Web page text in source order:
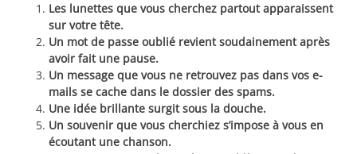
Les lunettes que vous cherchez partout apparaissent
sur votre tête.
Un mot de passe oublié revient soudainement après
avoir fait une pause.
Un message que vous ne retrouvez pas dans vos e-
mails se cache dans le dossier des spams.
Une idée brillante surgit sous la douche.
Un souvenir que vous cherchiez s’impose à vous en
écoutant une chanson.